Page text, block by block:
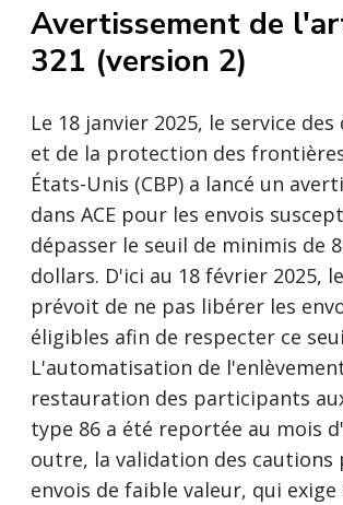
Avertissement de
321 (version 2)
Le 18 janvier 2025, le service des
et de la protection des
États-Unis (CBP) a lancé un
dans ACE pour les envois
dépasser le seuil de minimis de
dollars. D'ici au 18 février 2025,
prévoit de ne pas libérer les
éligibles afin de respecter ce
L'automatisation de
restauration des participants
type 86 a été reportée au mois
outre, la validation des cautions
envois de faible valeur, qui exige